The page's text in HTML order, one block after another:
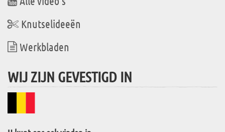
Knutselideeën
Werkbladen
WIJ ZIJN GEVESTIGD IN